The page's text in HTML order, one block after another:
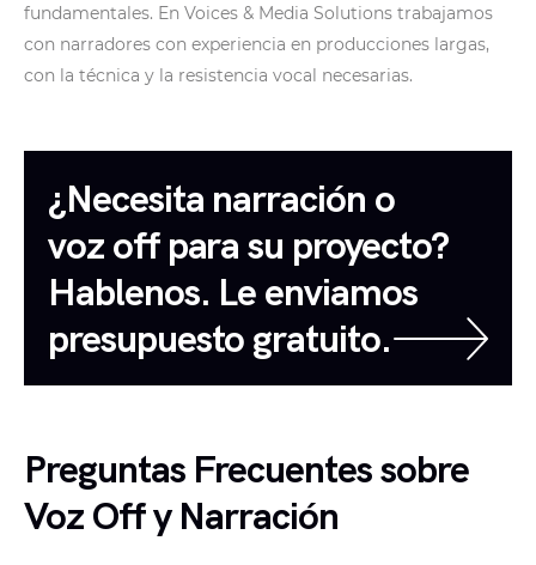
fundamentales. En Voices & Media Solutions trabajamos
con narradores con experiencia en producciones largas,
con la técnica y la resistencia vocal necesarias.
¿Necesita narración o
voz off para su proyecto?
Hablenos. Le enviamos
presupuesto gratuito.
Preguntas Frecuentes sobre
Voz Off y Narración